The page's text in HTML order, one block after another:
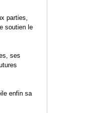
parties,
soutien le
ses
enfin sa